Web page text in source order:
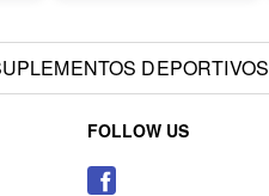
DEPORTIVOS
FOLLOW US